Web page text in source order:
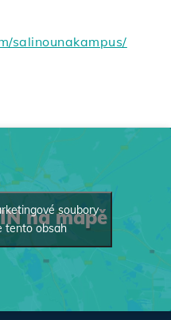
salinounakampus/
na mapě
soubory
tento obsah